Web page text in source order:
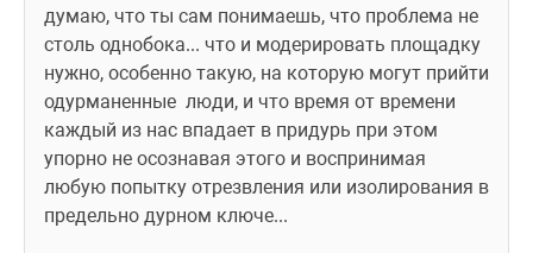
думаю, что ты сам понимаешь, что проблема не
столь однобока... что и модерировать площадку
нужно, особенно такую, на которую могут прийти
одурманенные  люди, и что время от времени
каждый из нас впадает в придурь при этом
упорно не осознавая этого и воспринимая
любую попытку отрезвления или изолирования в
предельно дурном ключе...